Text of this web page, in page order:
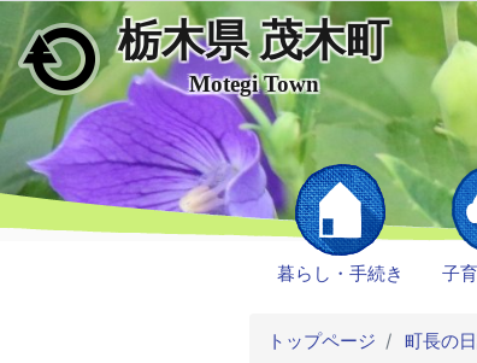
メインコンテンツにスキップ
栃木県 茂木町
Motegi Town
暮らし・手続き 子
トップページ 町長の